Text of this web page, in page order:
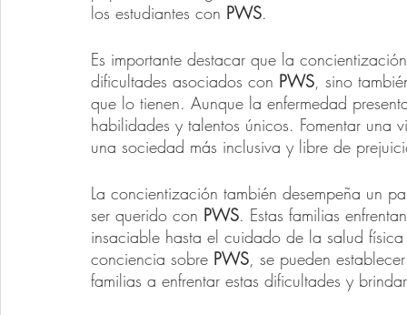
los estudiantes con PWS.
Es importante destacar que la
dificultades asociados con PWS, sino
que lo tienen. Aunque la enfermedad
habilidades y talentos únicos. Fomentar
una sociedad más inclusiva y libre de
La concientización también desempeña un
ser querido con PWS. Estas familias
insaciable hasta el cuidado de la salud
conciencia sobre PWS, se pueden
familias a enfrentar estas dificultades y